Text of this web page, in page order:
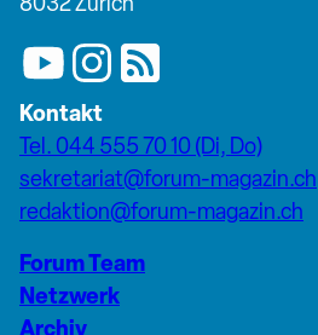
Kontakt
Tel. 044 555 70 10 (Di, Do)
sekretariat@forum-magazin.ch
redaktion@forum-magazin.ch
Forum Team
Netzwerk
Archiv